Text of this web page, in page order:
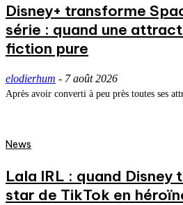
Disney+ transforme
série : quand une
fiction pure
elodierhum - 7 août 2026
Après avoir converti à peu près toutes ses
News
Lala IRL : quand Disney
star de TikTok en